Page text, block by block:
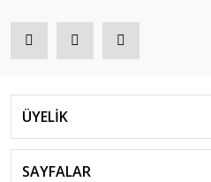
ÜYELİK
SAYFALAR